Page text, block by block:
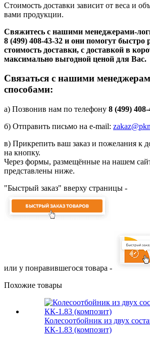
Стоимость доставки зависит от веса и
вами продукции.
Свяжитесь с нашими менеджерами-
8 (499) 408-43-32 и они помогут быстро
стоимость доставки, с доставкой в
максимально выгодной ценой для Вас.
Связаться с нашими
способами:
а) Позвонив нам по телефону 8 (499)
б) Отправить письмо на e-mail:
в) Прикрепить ваш заказ и пожелания к
на кнопку.
Через формы, размещённые на нашем
представлены ниже.
"Быстрый заказ" вверху страницы -
или у понравившегося товара -
Похожие товары
Колесоотбойник из двух
КК-1.83 (композит)